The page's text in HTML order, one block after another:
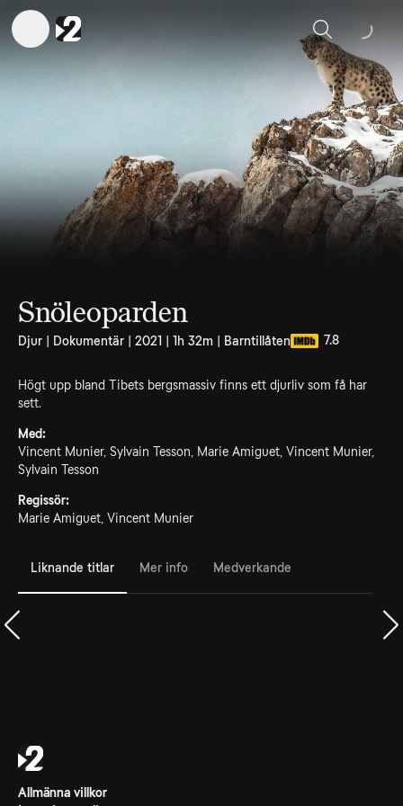
Sök
Snöleoparden
Djur | Dokumentär | 2021 | 1h 32m | Barntillåten 7.8
Högt upp bland Tibets bergsmassiv finns ett djurliv som få har
sett.
Med:
Vincent Munier, Sylvain Tesson, Marie Amiguet, Vincent Munier,
Sylvain Tesson
Regissör:
Marie Amiguet, Vincent Munier
Liknande titlar Mer info Medverkande
Allmänna villkor